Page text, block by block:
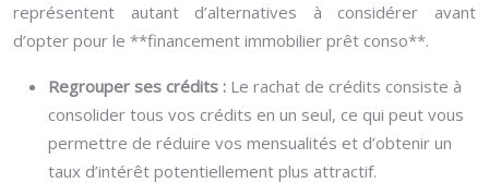
représentent autant d’alternatives à considérer avant
d’opter pour le **financement immobilier prêt conso**.
Regrouper ses crédits : Le rachat de crédits consiste à
consolider tous vos crédits en un seul, ce qui peut vous
permettre de réduire vos mensualités et d’obtenir un
taux d’intérêt potentiellement plus attractif.